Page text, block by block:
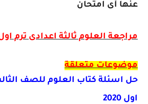
عنها أى امتحان
مراجعة العلوم ثالثة اعدادى ترم اول
موضوعات متعلقة
حل اسئلة كتاب العلوم للصف
اول 2020